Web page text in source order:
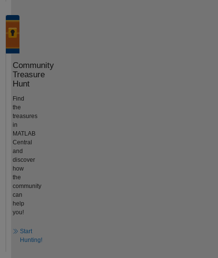
Community
Treasure
Hunt
Find
the
treasures
in
MATLAB
Central
and
discover
how
the
community
can
help
you!
Start
Hunting!